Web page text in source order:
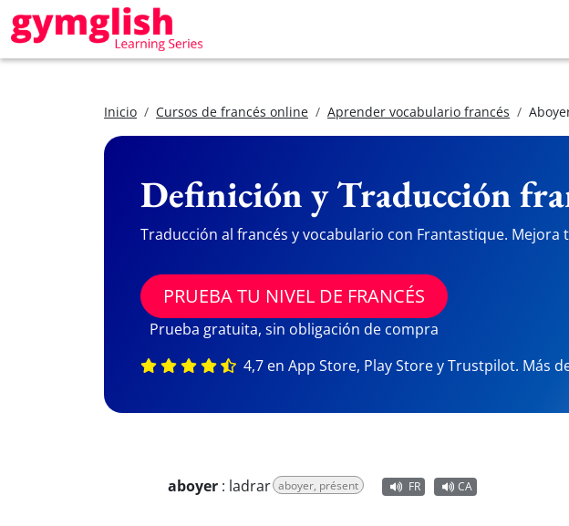
Inicio Cursos de francés online Aprender vocabulario francés
Definición y Traducción
Traducción al francés y vocabulario con Frantastique. Mejora
PRUEBA TU NIVEL DE FRANCÉS
Prueba gratuita, sin obligación de compra
4,7 en App Store, Play Store y Trustpilot. Más
aboyer : ladrar aboyer, présent FR CA